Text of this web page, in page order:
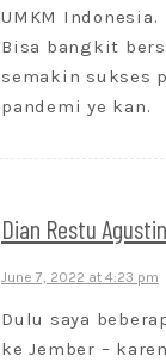
UMKM Indonesia.
Bisa bangkit
semakin sukses
pandemi ye kan.
Dian Restu
June 7, 2022 at 4:23 pm
Dulu saya
ke Jember –